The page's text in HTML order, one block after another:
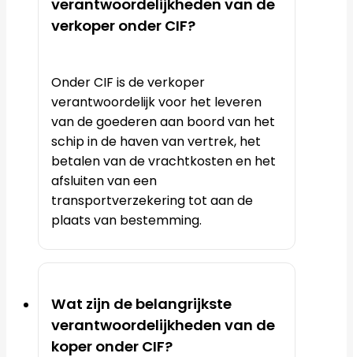
verantwoordelijkheden van de
verkoper onder CIF?
Onder CIF is de verkoper
verantwoordelijk voor het leveren
van de goederen aan boord van het
schip in de haven van vertrek, het
betalen van de vrachtkosten en het
afsluiten van een
transportverzekering tot aan de
plaats van bestemming.
Wat zijn de belangrijkste
verantwoordelijkheden van de
koper onder CIF?